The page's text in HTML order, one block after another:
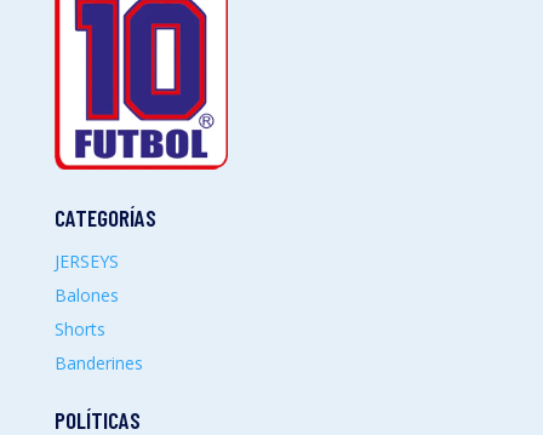
CATEGORÍAS
JERSEYS
Balones
Shorts
Banderines
POLÍTICAS